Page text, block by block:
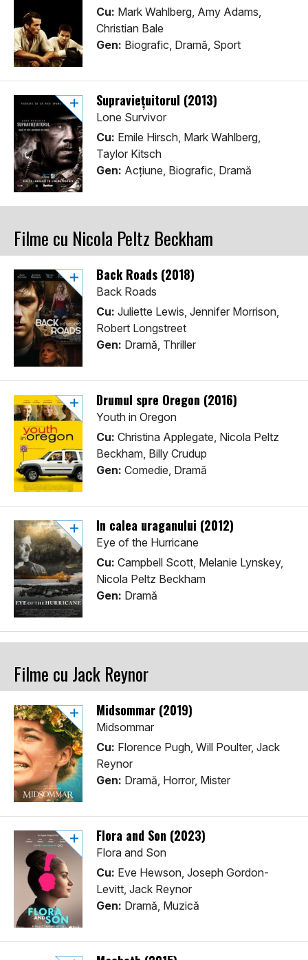
Cu: Mark Wahlberg, Amy Adams,
Christian Bale
Gen: Biografic, Dramă, Sport
Supraviețuitorul (2013)
Lone Survivor
Cu: Emile Hirsch, Mark Wahlberg,
Taylor Kitsch
Gen: Acţiune, Biografic, Dramă
Filme cu Nicola Peltz Beckham
Back Roads (2018)
Back Roads
Cu: Juliette Lewis, Jennifer Morrison,
Robert Longstreet
Gen: Dramă, Thriller
Drumul spre Oregon (2016)
Youth in Oregon
Cu: Christina Applegate, Nicola Peltz
Beckham, Billy Crudup
Gen: Comedie, Dramă
În calea uraganului (2012)
Eye of the Hurricane
Cu: Campbell Scott, Melanie Lynskey,
Nicola Peltz Beckham
Gen: Dramă
Filme cu Jack Reynor
Midsommar (2019)
Midsommar
Cu: Florence Pugh, Will Poulter, Jack
Reynor
Gen: Dramă, Horror, Mister
Flora and Son (2023)
Flora and Son
Cu: Eve Hewson, Joseph Gordon-
Levitt, Jack Reynor
Gen: Dramă, Muzică